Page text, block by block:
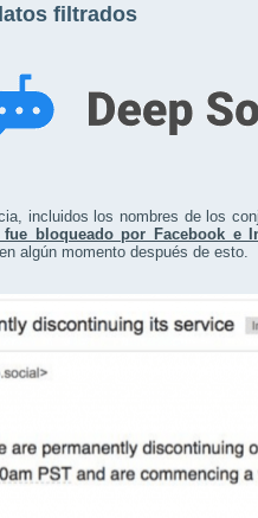
filtrados
incluidos los nombres de los
fue bloqueado por Facebook e
algún momento después de esto.